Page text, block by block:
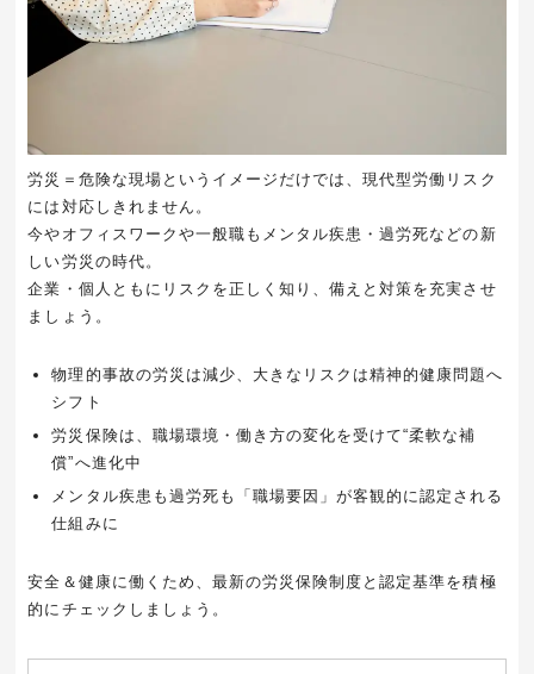
労災＝危険な現場というイメージだけでは、現代型労働リスク
には対応しきれません。
今やオフィスワークや一般職もメンタル疾患・過労死などの新
しい労災の時代。
企業・個人ともにリスクを正しく知り、備えと対策を充実させ
ましょう。
物理的事故の労災は減少、大きなリスクは精神的健康問題へ
シフト
労災保険は、職場環境・働き方の変化を受けて“柔軟な補
償”へ進化中
メンタル疾患も過労死も「職場要因」が客観的に認定される
仕組みに
安全＆健康に働くため、最新の労災保険制度と認定基準を積極
的にチェックしましょう。